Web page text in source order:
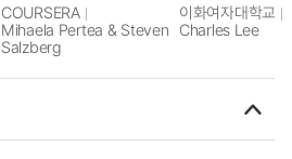
COURSERA
Mihaela Pertea & Steven
Salzberg
이화여자대학교
Charles Lee